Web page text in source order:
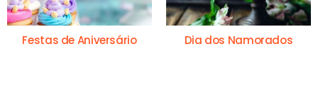
Festas de Aniversário Dia dos Namorados